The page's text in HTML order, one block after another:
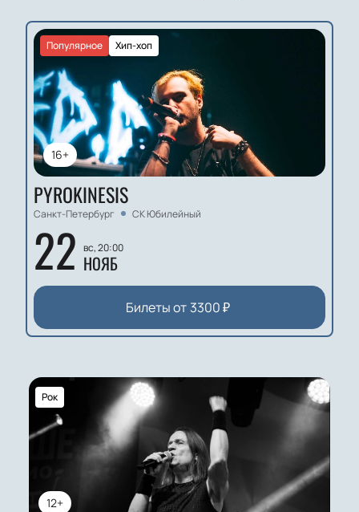
16+
Хип-хоп
Популярное
PYROKINESIS
Санкт-Петербург СК Юбилейный
22 вс, 20:00
НОЯБ
Билеты от 3300₽
12+
Рок